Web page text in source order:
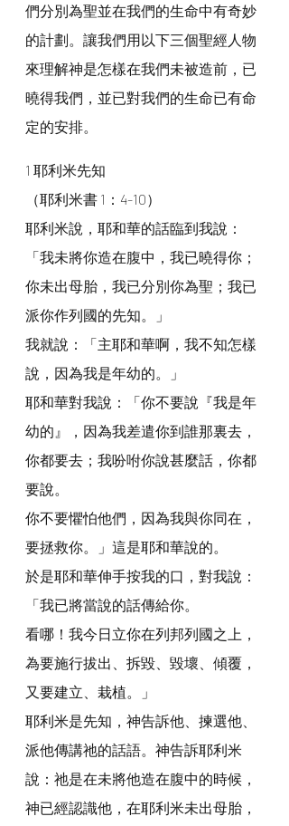
們分別為聖並在我們的生命中有奇妙
的計劃。讓我們用以下三個聖經人物
來理解神是怎樣在我們未被造前，已
曉得我們，並已對我們的生命已有命
定的安排。
1 耶利米先知
（耶利米書 1：4-10）
耶利米說，耶和華的話臨到我說：
「我未將你造在腹中，我已曉得你；
你未出母胎，我已分別你為聖；我已
派你作列國的先知。」
我就說：「主耶和華啊，我不知怎樣
說，因為我是年幼的。」
耶和華對我說：「你不要說『我是年
幼的』，因為我差遣你到誰那裏去，
你都要去；我吩咐你說甚麼話，你都
要說。
你不要懼怕他們，因為我與你同在，
要拯救你。」這是耶和華說的。
於是耶和華伸手按我的口，對我說：
「我已將當說的話傳給你。
看哪！我今日立你在列邦列國之上，
為要施行拔出、拆毀、毀壞、傾覆，
又要建立、栽植。」
耶利米是先知，神告訴他、揀選他、
派他傳講祂的話語。神告訴耶利米
說：祂是在未將他造在腹中的時候，
神已經認識他，在耶利米未出母胎，